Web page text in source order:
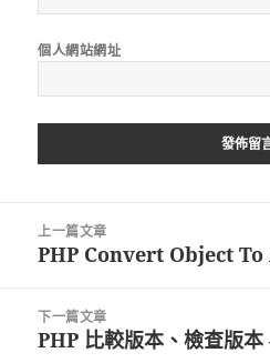
個人網站網址
上一篇文章
上
篇
文
PHP Convert Object
下一篇文章
下
PHP 比較版本、檢查版